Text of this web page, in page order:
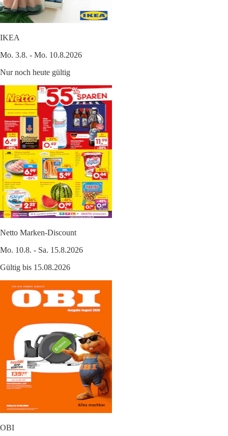
IKEA
Mo. 3.8. - Mo. 10.8.2026
Nur noch heute gültig
Netto Marken-Discount
Mo. 10.8. - Sa. 15.8.2026
Gültig bis 15.08.2026
OBI